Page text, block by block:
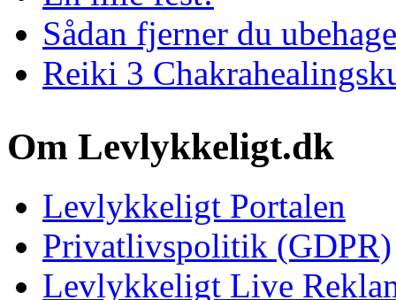
Sådan fjerner du
Reiki 3
Om Levlykkeligt.dk
Levlykkeligt Portalen
Privatlivspolitik (GDPR)
Levlykkeligt Live